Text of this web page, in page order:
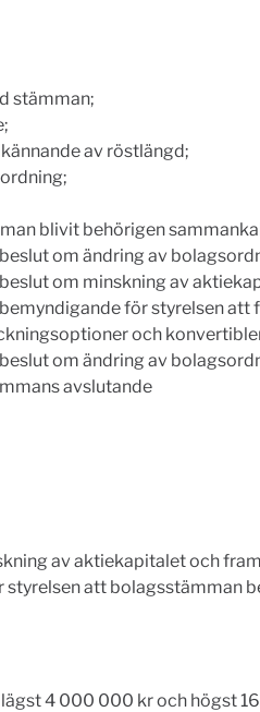
stämman;
av röstlängd;
blivit behörigen
om ändring av
om minskning av
för styrelsen att
och
om ändring av
avslutande
av aktiekapitalet och
att bolagsstämman
4 000 000 kr och högst